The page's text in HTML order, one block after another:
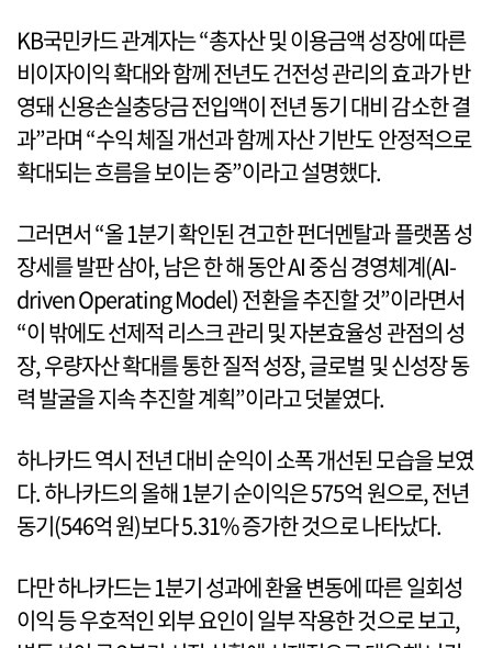
KB국민카드 관계자는 “총자산 및 이용금액 성장에 따른
비이자이익 확대와 함께 전년도 건전성 관리의 효과가 반
영돼 신용손실충당금 전입액이 전년 동기 대비 감소한 결
과”라며 “수익 체질 개선과 함께 자산 기반도 안정적으로
확대되는 흐름을 보이는 중”이라고 설명했다.
그러면서 “올 1분기 확인된 견고한 펀더멘탈과 플랫폼 성
장세를 발판 삼아, 남은 한 해 동안 AI 중심 경영체계(AI-
driven Operating Model) 전환을 추진할 것”이라면서
“이 밖에도 선제적 리스크 관리 및 자본효율성 관점의 성
장, 우량자산 확대를 통한 질적 성장, 글로벌 및 신성장 동
력 발굴을 지속 추진할 계획”이라고 덧붙였다.
하나카드 역시 전년 대비 순익이 소폭 개선된 모습을 보였
다. 하나카드의 올해 1분기 순이익은 575억 원으로, 전년
동기(546억 원)보다 5.31% 증가한 것으로 나타났다.
다만 하나카드는 1분기 성과에 환율 변동에 따른 일회성
이익 등 우호적인 외부 요인이 일부 작용한 것으로 보고,